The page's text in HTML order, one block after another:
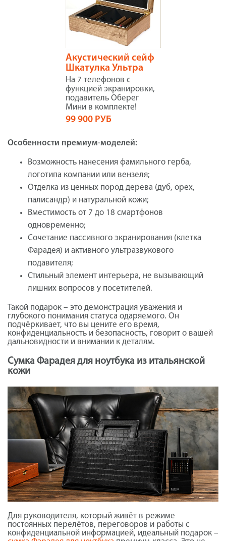
Акустический сейф
Шкатулка Ультра
На 7 телефонов с
функцией экранировки,
подавитель Оберег
Мини в комплекте!
99 900 РУБ
Особенности премиум-моделей:
Возможность нанесения фамильного герба,
логотипа компании или вензеля;
Отделка из ценных пород дерева (дуб, орех,
палисандр) и натуральной кожи;
Вместимость от 7 до 18 смартфонов
одновременно;
Сочетание пассивного экранирования (клетка
Фарадея) и активного ультразвукового
подавителя;
Стильный элемент интерьера, не вызывающий
лишних вопросов у посетителей.
Такой подарок – это демонстрация уважения и
глубокого понимания статуса одаряемого. Он
подчёркивает, что вы цените его время,
конфиденциальность и безопасность, говорит о вашей
дальновидности и внимании к деталям.
Сумка Фарадея для ноутбука из итальянской
кожи
Для руководителя, который живёт в режиме
постоянных перелётов, переговоров и работы с
конфиденциальной информацией, идеальный подарок –